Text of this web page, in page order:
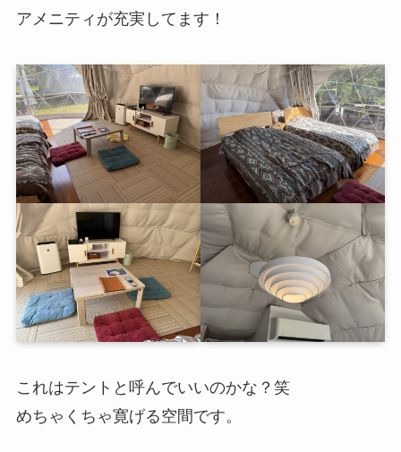
アメニティが充実してます！
これはテントと呼んでいいのかな？笑
めちゃくちゃ寛げる空間です。